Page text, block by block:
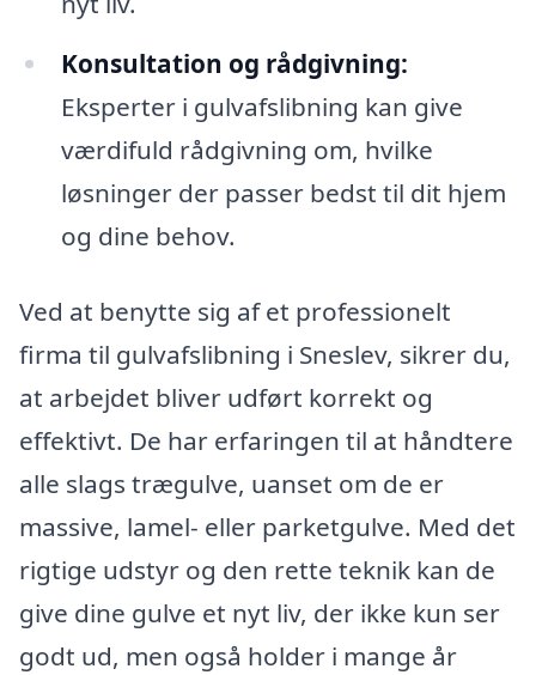
Konsultation og rådgivning:
Eksperter i gulvafslibning kan give
værdifuld rådgivning om, hvilke
løsninger der passer bedst til dit hjem
og dine behov.
Ved at benytte sig af et professionelt
firma til gulvafslibning i Sneslev, sikrer du,
at arbejdet bliver udført korrekt og
effektivt. De har erfaringen til at håndtere
alle slags trægulve, uanset om de er
massive, lamel- eller parketgulve. Med det
rigtige udstyr og den rette teknik kan de
give dine gulve et nyt liv, der ikke kun ser
godt ud, men også holder i mange år